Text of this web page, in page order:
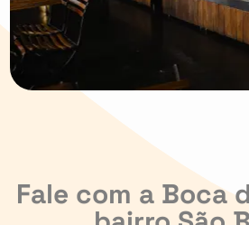
Fale com a Boca